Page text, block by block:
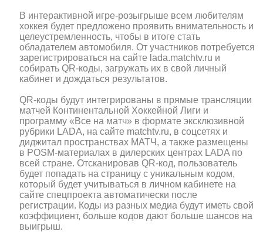
В интерактивной игре-розыгрыше всем любителям
хоккея будет предложено проявить внимательность и
целеустремленность, чтобы в итоге стать
обладателем автомобиля. От участников потребуется
зарегистрироваться на сайте lada.matchtv.ru и
собирать QR-коды, загружать их в свой личный
кабинет и дождаться результатов.
QR-коды будут интегрированы в прямые трансляции
матчей Континентальной Хоккейной Лиги и
программу «Все на матч» в формате эксклюзивной
рубрики LADA, на сайте matchtv.ru, в соцсетях и
диджитал пространствах МАТЧ, а также размещены
в POSM-материалах в дилерских центрах LADA по
всей стране. Отсканировав QR-код, пользователь
будет попадать на страницу с уникальным кодом,
который будет учитываться в личном кабинете на
сайте спецпроекта автоматически после
регистрации. Коды из разных медиа будут иметь свой
коэффициент, больше кодов дают больше шансов на
выигрыш.